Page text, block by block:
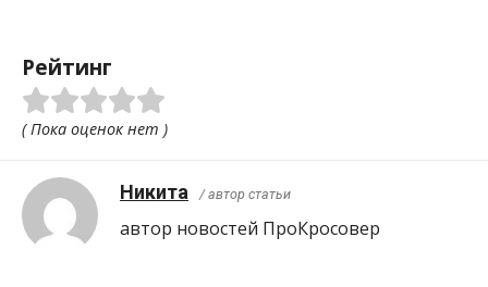
Рейтинг
( Пока оценок нет )
Никита / автор статьи
автор новостей ПроКросовер